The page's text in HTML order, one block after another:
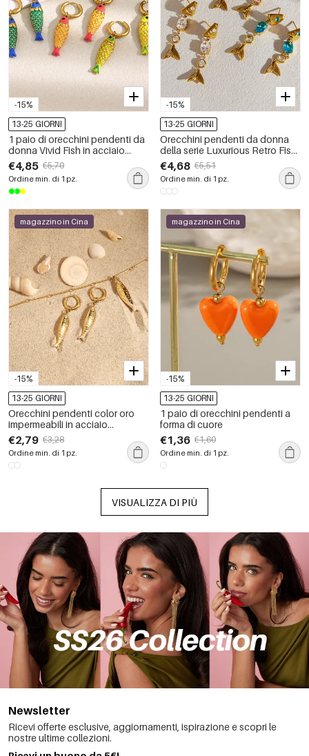
-15%
13-25 GIORNI
1 paio di orecchini pendenti da
donna Vivid Fish in acciaio
inossidabile, impermeabili, color
oro
€4,85 €5,70
Ordine min. di 1 pz.
-15%
13-25 GIORNI
Orecchini pendenti da donna
della serie Luxurious Retro Fish
in acciaio inossidabile color oro
impermeabile con zirconi
€4,68 €5,51
Ordine min. di 1 pz.
-15%
magazzino in Cina
13-25 GIORNI
Orecchini pendenti color oro
impermeabili in acciaio
inossidabile a forma di pesce
€2,79 €3,28
Ordine min. di 1 pz.
-15%
magazzino in Cina
13-25 GIORNI
1 paio di orecchini pendenti a
forma di cuore
€1,36 €1,60
Ordine min. di 1 pz.
VISUALIZZA DI PIÙ
Newsletter
Ricevi offerte esclusive, aggiornamenti, ispirazione e scopri le
nostre ultime collezioni.